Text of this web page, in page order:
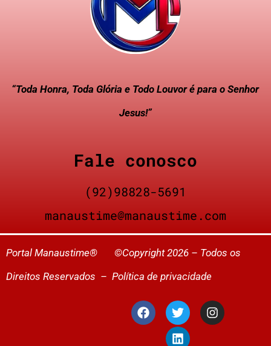
“Toda Honra, Toda Glória e Todo Louvor é para o Senhor
Jesus!”
Fale conosco
(92)98828-5691
manaustime@manaustime.com
Portal Manaustime® ©Copyright 2026 – Todos os
Direitos Reservados – Política de privacidade